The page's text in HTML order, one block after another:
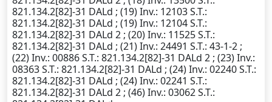
821.134.2[82]-31 DALd ; (19)Inv.: 12103S.T.:
821.134.2[82]-31 DALd ; (19)Inv.: 12104S.T.:
821.134.2[82]-31 DALd 2 ; (20)Inv.: 11525S.T.:
821.134.2[82]-31 DALd ; (21)Inv.: 24491 S.T.: 43-1-2 ;
(22)Inv.: 00886S.T.: 821.134.2[82]-31 DALd 2 ; (23)Inv.:
08363S.T.: 821.134.2[82]-31 DALd ; (24)Inv.: 02240S.T.:
821.134.2[82]-31 DALd ; (24)Inv.: 02241 S.T.:
821.134.2[82]-31 DALd 2 ; (46)Inv.: 03062S.T.: